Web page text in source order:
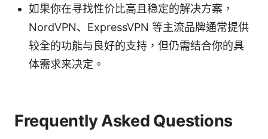
如果你在寻找性价比高且稳定的解决方案，
NordVPN、ExpressVPN 等主流品牌通常提供
较全的功能与良好的支持，但仍需结合你的具
体需求来决定。
Frequently Asked Questions